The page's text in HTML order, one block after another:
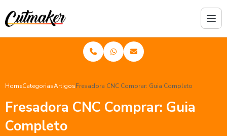
HomeCategoriasArtigosFresadora CNC Comprar: Guia Completo
Fresadora CNC Comprar: Guia
Completo